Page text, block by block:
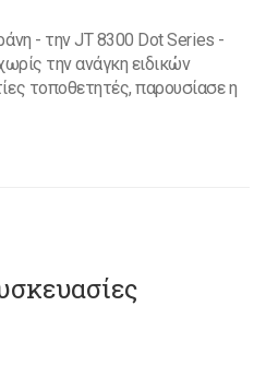
- την JT 8300 Dot Series -
την ανάγκη ειδικών
τοποθετητές, παρουσίασε η